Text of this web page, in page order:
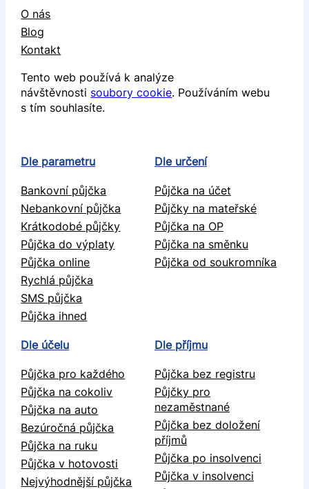
O nás
Blog
Kontakt
Tento web používá k analýze
návštěvnosti soubory cookie. Používáním webu
s tím souhlasíte.
Dle parametru
Bankovní půjčka
Nebankovní půjčka
Krátkodobé půjčky
Půjčka do výplaty
Půjčka online
Rychlá půjčka
SMS půjčka
Půjčka ihned
Dle určení
Půjčka na účet
Půjčky na mateřské
Půjčka na OP
Půjčka na směnku
Půjčka od soukromníka
Dle účelu
Půjčka pro každého
Půjčka na cokoliv
Půjčka na auto
Bezúročná půjčka
Půjčka na ruku
Půjčka v hotovosti
Nejvýhodnější půjčka
Dle příjmu
Půjčka bez registru
Půjčky pro
nezaměstnané
Půjčka bez doložení
příjmů
Půjčka po insolvenci
Půjčka v insolvenci